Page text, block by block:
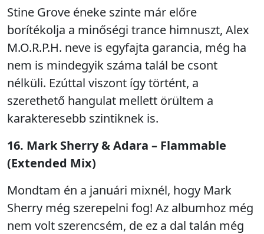
Stine Grove éneke szinte már előre
borítékolja a minőségi trance himnuszt, Alex
M.O.R.P.H. neve is egyfajta garancia, még ha
nem is mindegyik száma talál be csont
nélküli. Ezúttal viszont így történt, a
szerethető hangulat mellett örültem a
karakteresebb szintiknek is.
16. Mark Sherry & Adara – Flammable
(Extended Mix)
Mondtam én a januári mixnél, hogy Mark
Sherry még szerepelni fog! Az albumhoz még
nem volt szerencsém, de ez a dal talán még